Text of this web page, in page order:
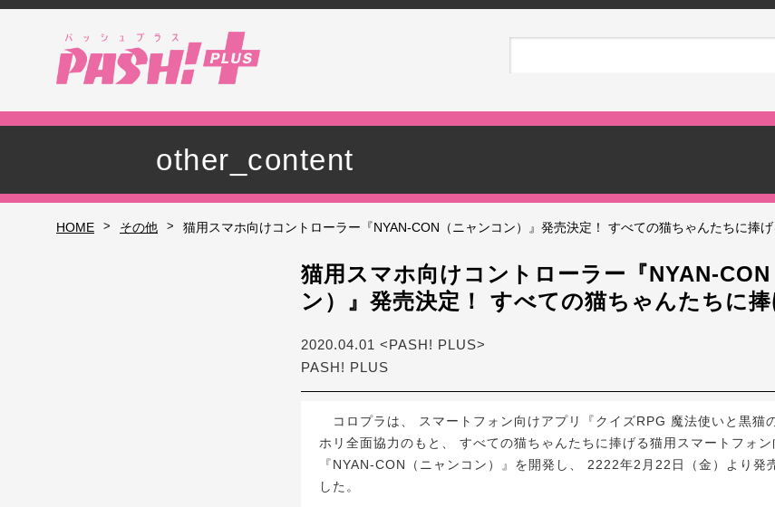
other_content
HOME > その他 > 猫用スマホ向けコントローラー『NYAN-CON（ニャンコン）』発売決定！ すべての猫ちゃんたちに捧
猫用スマホ向けコントローラー『NYAN-CON
ン）』発売決定！ すべての猫ちゃんたちに
2020.04.01 <PASH! PLUS>
PASH! PLUS
コロプラは、 スマートフォン向けアプリ『クイズRPG 魔法使いと黒猫
ホリ全面協力のもと、 すべての猫ちゃんたちに捧げる猫用スマートフォ
『NYAN-CON（ニャンコン）』を開発し、 2222年2月22日（金）より発
した。